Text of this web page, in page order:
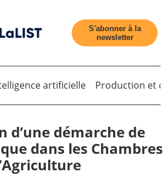
S'abonner à la
newsletter
artificielle Production et
d’une démarche de
dans les Chambres